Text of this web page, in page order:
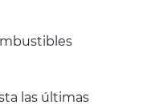
las últimas